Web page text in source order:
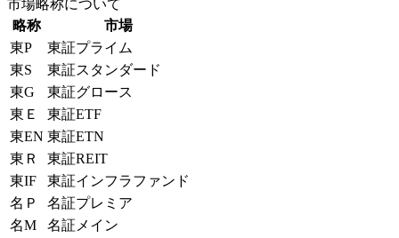
市場略称について
略称
市場
東P
東証プライム
東S
東証スタンダード
東G
東証グロース
東Ｅ
東証ETF
東EN 東証ETN
東Ｒ
東証REIT
東IF
東証インフラファンド
名Ｐ
名証プレミア
名M
名証メイン